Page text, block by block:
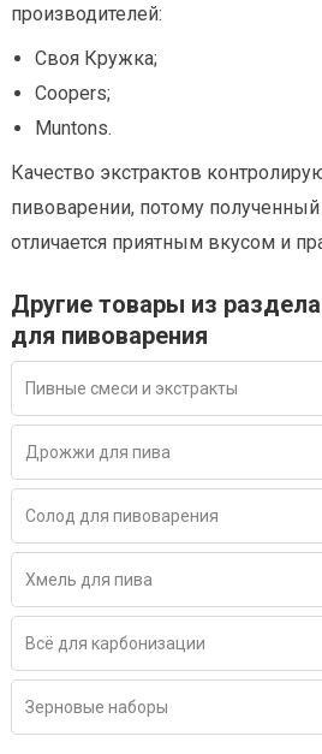
производителей:
Своя Кружка;
Coopers;
Muntons.
Качество экстрактов
пивоварении, потому полученный
отличается приятным вкусом и
Другие товары из
для пивоварения
Пивные смеси и экстракты
Дрожжи для пива
Солод для пивоварения
Хмель для пива
Всё для карбонизации
Зерновые наборы